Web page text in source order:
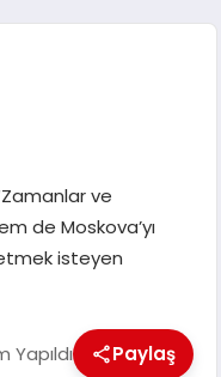
ve
de Moskova’yı
isteyen
Yapıldı Paylaş